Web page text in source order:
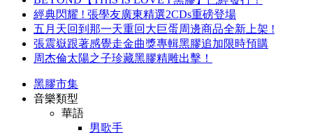
經典閃耀 ! 張學友廣東精選2CDs重磅登場
五月天回到那一天重回大巨蛋周邊商品全新上架 !
張震嶽跟著感覺走金曲獎專輯黑膠追加限時預購
周杰倫太陽之子珍藏黑膠精雕出擊！
黑膠市集
音樂類型
華語
男歌手